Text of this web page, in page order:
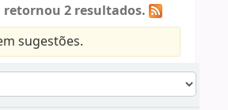
retornou 2 resultados.
sugestões.